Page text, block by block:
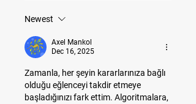
Newest
Axel Mankol
Dec 16, 2025
Zamanla, her şeyin kararlarınıza bağlı
olduğu eğlenceyi takdir etmeye
başladığınızı fark ettim. Algoritmalara,